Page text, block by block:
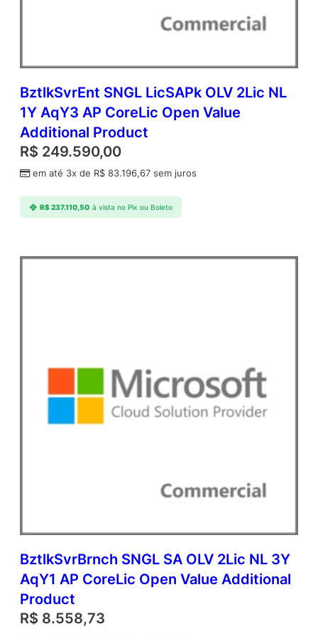
BztlkSvrEnt SNGL LicSAPk OLV 2Lic NL
1Y AqY3 AP CoreLic Open Value
Additional Product
R$ 249.590,00
em até 3x de R$ 83.196,67 sem juros
R$237.110,50 à vista no Pix ou Boleto
BztlkSvrBrnch SNGL SA OLV 2Lic NL 3Y
AqY1 AP CoreLic Open Value Additional
Product
R$ 8.558,73